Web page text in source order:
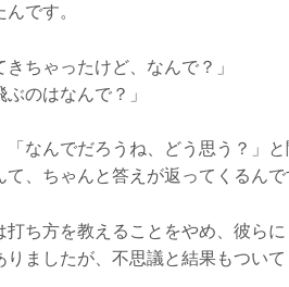
です。
ちゃったけど、なんで？」
のはなんで？」
なんでだろうね、どう思う？」
、ちゃんと答えが返ってくるんで
ち方を教えることをやめ、彼ら
ましたが、不思議と結果もついて